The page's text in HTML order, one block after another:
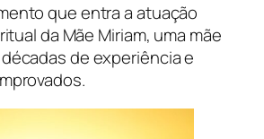
que entra a atuação
da Mãe Miriam, uma mãe
de experiência e